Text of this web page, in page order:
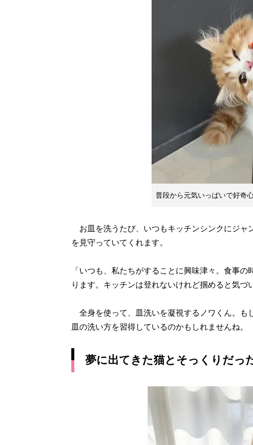
普段から元気いっぱいで好奇
お皿を洗うたび、いつもキッチンシンクにジ
を見守っていてくれます。
「いつも、私たちがすることに興味津々。食事
ります。キッチンは登れないけれど掴めると気づ
全身を使って、皿洗いを凝視するノワくん。も
皿の洗い方を習得しているのかもしれませんね。
夢に出てきた猫とそっくりだっ